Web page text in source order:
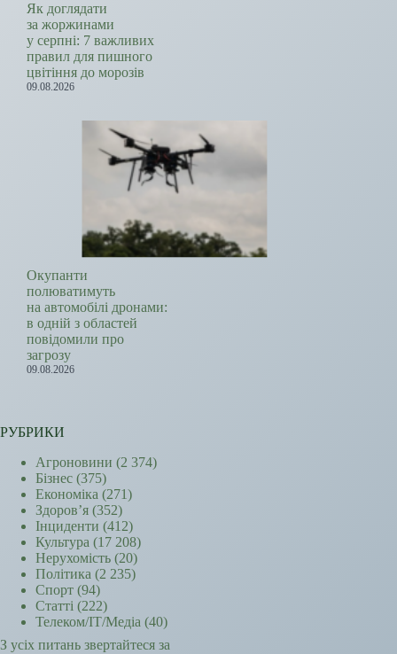
Як доглядати
за жоржинами
у серпні: 7 важливих
правил для пишного
цвітіння до морозів
09.08.2026
Окупанти
полюватимуть
на автомобілі дронами:
в одній з областей
повідомили про
загрозу
09.08.2026
РУБРИКИ
Агроновини (2 374)
Бізнес (375)
Економіка (271)
Здоров’я (352)
Інциденти (412)
Культура (17 208)
Нерухомість (20)
Політика (2 235)
Спорт (94)
Статті (222)
Телеком/ІТ/Медіа (40)
З усіх питань звертайтеся за